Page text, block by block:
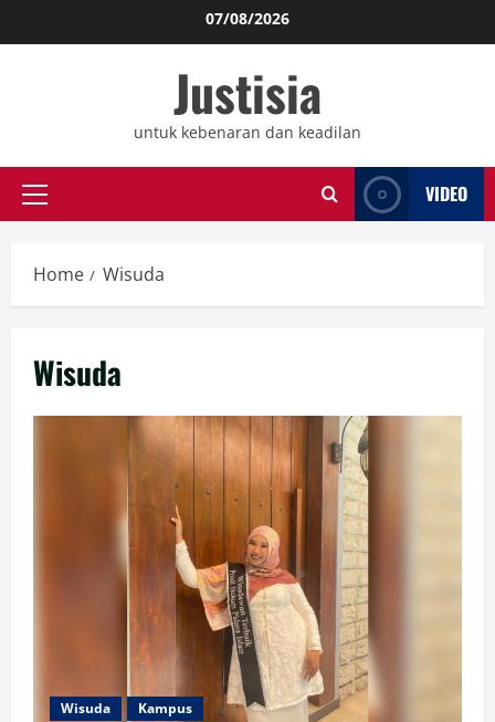
to
07/08/2026
Justisia
untuk kebenaran dan keadilan
Primary
VIDEO
Home Wisuda
Wisuda
Wisuda Kampus